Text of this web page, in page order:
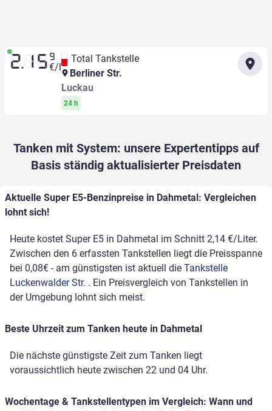
2.15 9
€/l
Total Tankstelle
Berliner Str.
Luckau
24 h
Tanken mit System: unsere Expertentipps auf
Basis ständig aktualisierter Preisdaten
Aktuelle Super E5-Benzinpreise in Dahmetal: Vergleichen
lohnt sich!
Heute kostet Super E5 in Dahmetal im Schnitt 2,14 €/Liter.
Zwischen den 6 erfassten Tankstellen liegt die Preisspanne
bei 0,08€ - am günstigsten ist aktuell die Tankstelle
Luckenwalder Str. . Ein Preisvergleich von Tankstellen in
der Umgebung lohnt sich meist.
Beste Uhrzeit zum Tanken heute in Dahmetal
Die nächste günstigste Zeit zum Tanken liegt
voraussichtlich heute zwischen 22 und 04 Uhr.
Wochentage & Tankstellentypen im Vergleich: Wann und